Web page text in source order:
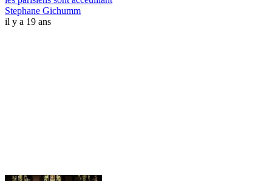
Stephane Gichumm
il y a 19 ans